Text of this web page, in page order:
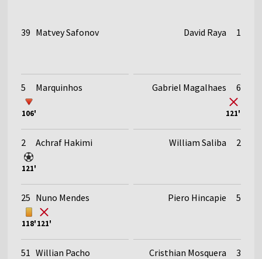
39 Matvey Safonov
5 Marquinhos
106'
2 Achraf Hakimi
121'
25 Nuno Mendes
118'121'
51 Willian Pacho
David Raya 1
121'
Gabriel Magalhaes 6
William Saliba 2
Piero Hincapie 5
Cristhian Mosquera 3